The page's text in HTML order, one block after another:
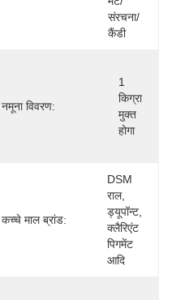
संरचना/
कैंडी
नमूना विवरण:
1
किग्रा
मुक्त
होगा
कच्चे माल ब्रांड:
DSM
राल,
ड्यूपॉन्ट,
क्लैरिएंट
पिगमेंट
आदि